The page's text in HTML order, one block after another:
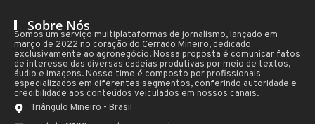
Sobre Nós
Somos um serviço multiplataformas de jornalismo, lançado em
março de 2022 no coração do Cerrado Mineiro, dedicado
exclusivamente ao agronegócio. Nossa proposta é comunicar fatos
de interesse das diversas cadeias produtivas por meio de textos,
áudio e imagens. Nosso time é composto por profissionais
especializados em diferentes segmentos, conferindo autoridade e
credibilidade aos conteúdos veiculados em nossos canais.
Triângulo Mineiro - Brasil